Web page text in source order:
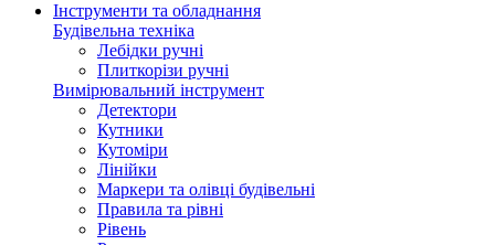
Інструменти та обладнання
Будівельна техніка
Лебідки ручні
Плиткорізи ручні
Вимірювальний інструмент
Детектори
Кутники
Кутоміри
Лінійки
Маркери та олівці будівельні
Правила та рівні
Рівень